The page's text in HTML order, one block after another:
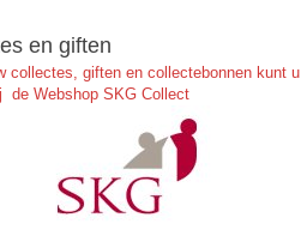
en giften
collectes, giften en collectebonnen kunt u
de Webshop SKG Collect